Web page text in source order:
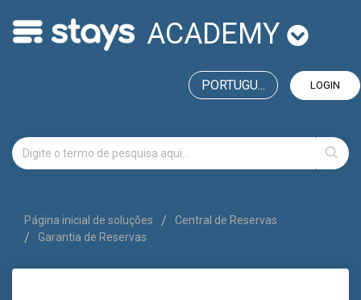
ACADEMY
LOGIN
PORTUGU...
Página inicial de soluções
Central de Reservas
Garantia de Reservas